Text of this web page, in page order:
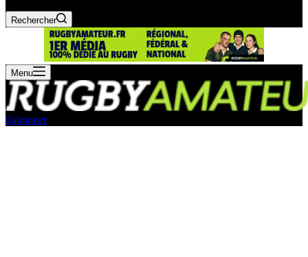
Rechercher
Menu
s'abonner